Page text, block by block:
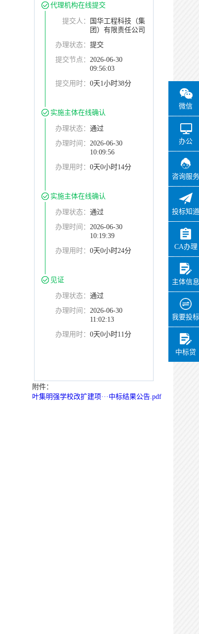
微信
办公
咨询服务
投标知道
CA办理
主体信息
我要投标
中标贷
代理机构在线提交
提交人：
国华工程科技（集
团）有限责任公司
办理状态： 提交
提交节点： 2026-06-30
09:56:03
提交用时： 0天1小时38分
实施主体在线确认
办理状态： 通过
办理时间： 2026-06-30
10:09:56
办理用时： 0天0小时14分
实施主体在线确认
办理状态： 通过
办理时间： 2026-06-30
10:19:39
办理用时： 0天0小时24分
见证
办理状态： 通过
办理时间： 2026-06-30
11:02:13
办理用时： 0天0小时11分
附件：
叶集明强学校改扩建项···中标结果公告.pdf